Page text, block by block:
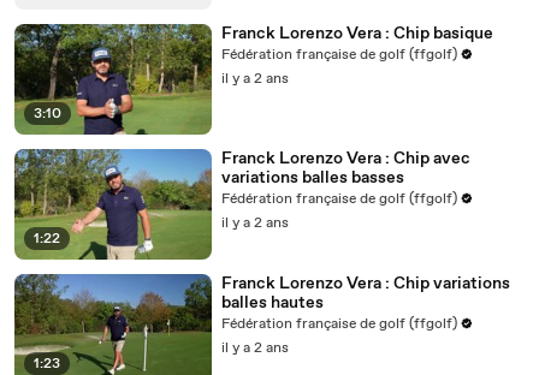
3:10
Franck Lorenzo Vera : Chip basique
Fédération française de golf (ffgolf)
il y a 2 ans
1:22
Franck Lorenzo Vera : Chip avec
variations balles basses
Fédération française de golf (ffgolf)
il y a 2 ans
1:23
Franck Lorenzo Vera : Chip variations
balles hautes
Fédération française de golf (ffgolf)
il y a 2 ans